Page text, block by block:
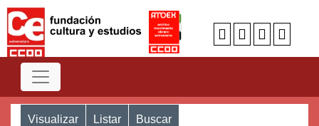
Visualizar Listar Buscar